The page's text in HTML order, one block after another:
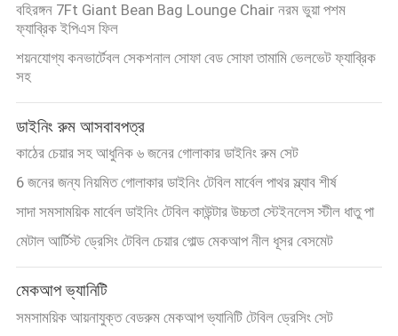
আমাদের
সম্পর্কে
কারখানা
ভ্রমণ
আমাদের
সাথে
যোগাযোগ
করুন
বহিরঙ্গন 7Ft Giant Bean Bag Lounge Chair নরম ভুয়া পশম
ফ্যাব্রিক ইপিএস ফিল
শয়নযোগ্য কনভার্টেবল সেকশনাল সোফা বেড সোফা তামামি ভেলভেট ফ্যাব্রিক
সহ
ডাইনিং রুম আসবাবপত্র
কাঠের চেয়ার সহ আধুনিক ৬ জনের গোলাকার ডাইনিং রুম সেট
6 জনের জন্য নিয়মিত গোলাকার ডাইনিং টেবিল মার্বেল পাথর স্ল্যাব শীর্ষ
সাদা সমসাময়িক মার্বেল ডাইনিং টেবিল কাউন্টার উচ্চতা স্টেইনলেস স্টীল ধাতু পা
মেটাল আর্টিস্ট ড্রেসিং টেবিল চেয়ার গোল্ড মেকআপ নীল ধূসর বেসমেট
মেকআপ ভ্যানিটি
সমসাময়িক আয়নাযুক্ত বেডরুম মেকআপ ভ্যানিটি টেবিল ড্রেসিং সেট